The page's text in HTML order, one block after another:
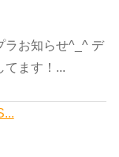
ラお知らせ^_^ デ
てます！...